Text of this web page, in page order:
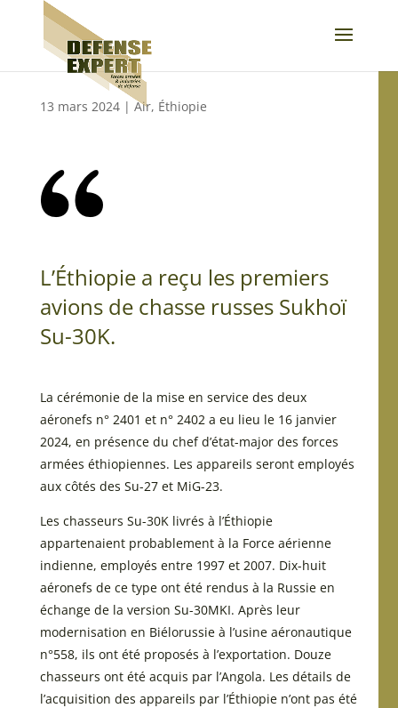
13 mars 2024| Air, Éthiopie
L’Éthiopie a reçu les premiers
avions de chasse russes Sukhoï
Su-30K.
La cérémonie de la mise en service des deux
aéronefs n° 2401 et n° 2402 a eu lieu le 16 janvier
2024, en présence du chef d’état-major des forces
armées éthiopiennes. Les appareils seront employés
aux côtés des Su-27 et MiG-23.
Les chasseurs Su-30K livrés à l’Éthiopie
appartenaient probablement à la Force aérienne
indienne, employés entre 1997 et 2007. Dix-huit
aéronefs de ce type ont été rendus à la Russie en
échange de la version Su-30MKI. Après leur
modernisation en Biélorussie à l’usine aéronautique
n°558, ils ont été proposés à l’exportation. Douze
chasseurs ont été acquis par l’Angola. Les détails de
l’acquisition des appareils par l’Éthiopie n’ont pas été